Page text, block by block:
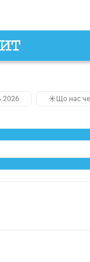
2026 ☀️Що нас